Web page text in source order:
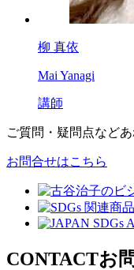
柳 真依
Mai Yanagi
講師
ご質問・疑問点など
お問合せはこちら
CONTACTお